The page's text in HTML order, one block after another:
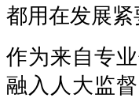
都用在发展紧
作为来自专
融入人大监